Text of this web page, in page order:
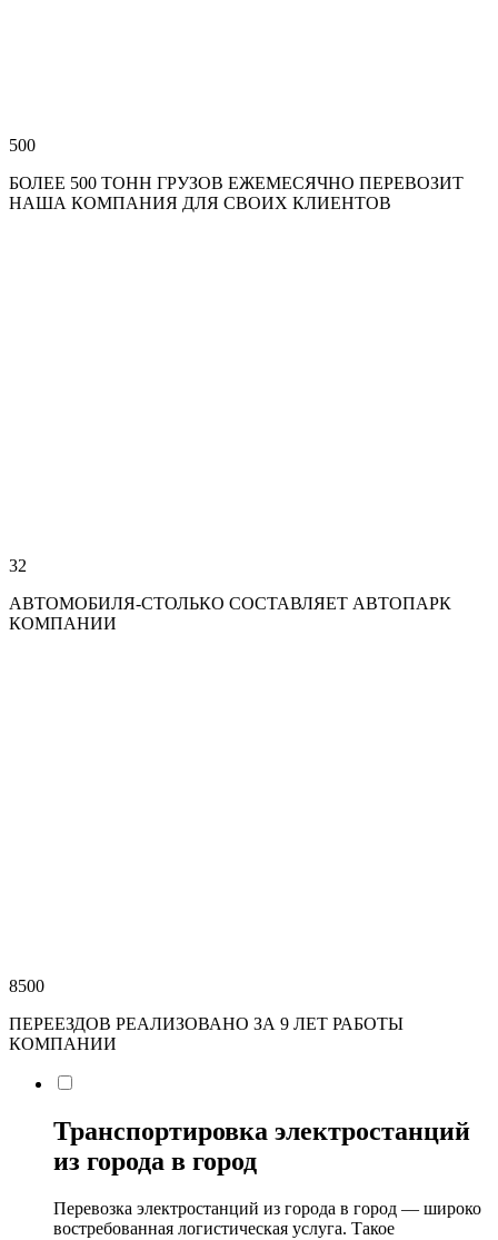
500
БОЛЕЕ 500 ТОНН ГРУЗОВ ЕЖЕМЕСЯЧНО ПЕРЕВОЗИТ
НАША КОМПАНИЯ ДЛЯ СВОИХ КЛИЕНТОВ
32
АВТОМОБИЛЯ-СТОЛЬКО СОСТАВЛЯЕТ АВТОПАРК
КОМПАНИИ
8500
ПЕРЕЕЗДОВ РЕАЛИЗОВАНО ЗА 9 ЛЕТ РАБОТЫ
КОМПАНИИ
Транспортировка электростанций
из города в город
Перевозка электростанций из города в город — широко
востребованная логистическая услуга. Такое